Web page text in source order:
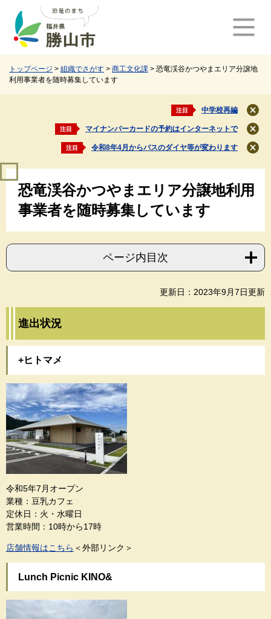
トップページ > 組織でさがす > 商工文化課 > 恐竜渓谷かつやまエリア分譲地
利用事業者を随時募集しています
注目 中学校再編
閉
じ
る
注目 マイナンバーカードの予約はインターネットで
閉
じ
る
注目 令和8年4月からバスのダイヤ等が変わります
閉
恐竜渓谷かつやまエリア分譲地利用
事業者を随時募集しています
ページ内目次
更新日：2023年9月7日更新
進出状況
+ヒトマメ
令和5年7月オープン
業種：豆乳カフェ
定休日：火・水曜日
営業時間：10時から17時
店舗情報はこちら ＜外部リンク＞
Lunch Picnic KINO&